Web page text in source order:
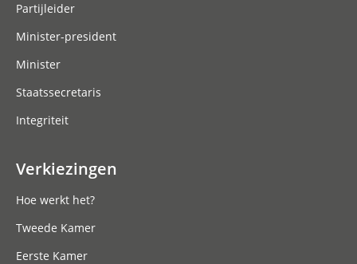
Partijleider
Minister-president
Minister
Staatssecretaris
Integriteit
Verkiezingen
Hoe werkt het?
Tweede Kamer
Eerste Kamer